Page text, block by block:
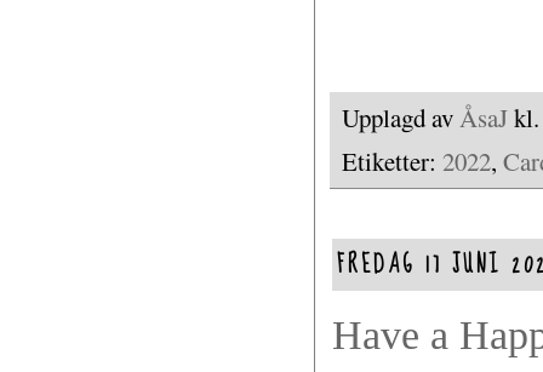
Upplagd avÅsaJ
Etiketter: 2022,
FREDAG 17 JUNI
Have a